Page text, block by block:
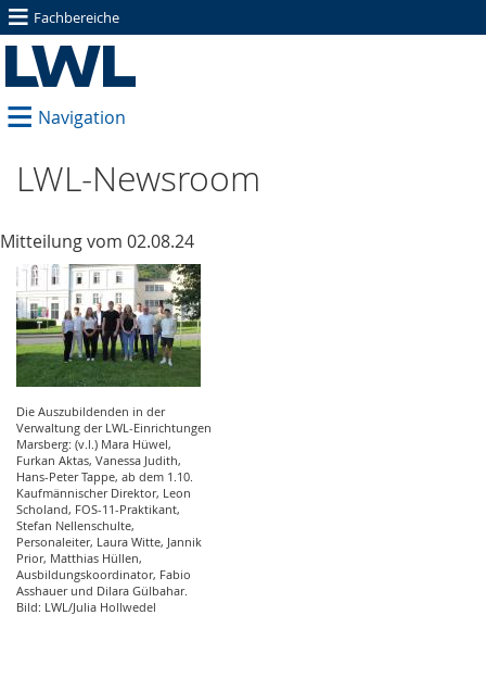
≡ Fachbereiche
≡ Navigation
LWL-Newsroom
Mitteilung vom 02.08.24
Die Auszubildenden in der
Verwaltung der LWL-Einrichtungen
Marsberg: (v.l.) Mara Hüwel,
Furkan Aktas, Vanessa Judith,
Hans-Peter Tappe, ab dem 1.10.
Kaufmännischer Direktor, Leon
Scholand, FOS-11-Praktikant,
Stefan Nellenschulte,
Personaleiter, Laura Witte, Jannik
Prior, Matthias Hüllen,
Ausbildungskoordinator, Fabio
Asshauer und Dilara Gülbahar.
Bild: LWL/Julia Hollwedel